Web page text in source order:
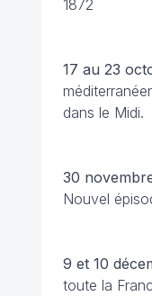
1872
17 au 23
dans le Midi.
30
Nouvel
9 et 10
toute la